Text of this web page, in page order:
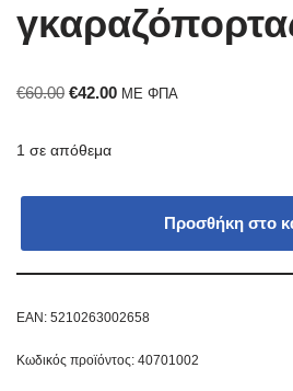
€60.00 €42.00 ΜΕ ΦΠΑ
1 σε απόθεμα
Προσθήκη στο
EAN: 5210263002658
Κωδικός προϊόντος: 40701002